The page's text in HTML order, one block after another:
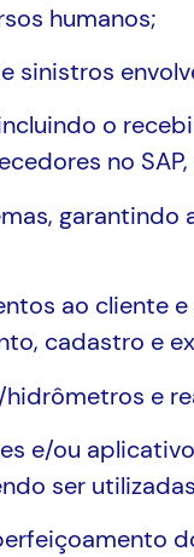
humanos;
sinistros
o
no
ao cliente
cadastro e
e
e/ou
ser